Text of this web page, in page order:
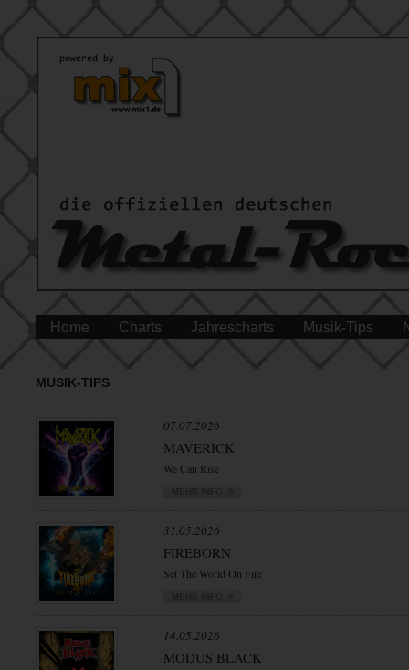
Home Charts Jahrescharts Musik-Tips
MUSIK-TIPS
07.07.2026
MAVERICK
We Can Rise
31.05.2026
FIREBORN
Set The World On Fire
14.05.2026
MODUS BLACK